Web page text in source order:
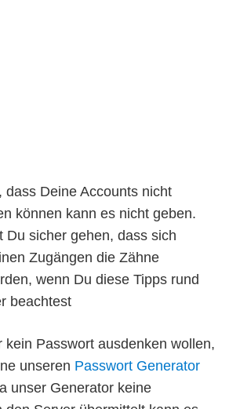
dass Deine Accounts nicht
können kann es nicht geben.
Du sicher gehen, dass sich
Zugängen die Zähne
wenn Du diese Tipps rund
beachtest
kein Passwort ausdenken wollen,
unseren Passwort Generator
unser Generator keine